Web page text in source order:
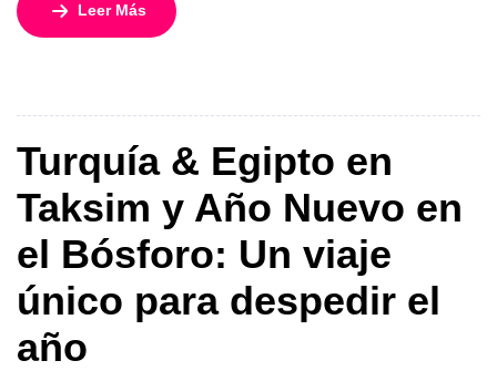
cultura, playas, gastronomía, ciudades legendarias y un
todos los viernes y un […]
Leer Más
Turquía & Egipto en
Taksim y Año Nuevo en
el Bósforo: Un viaje
único para despedir el
año